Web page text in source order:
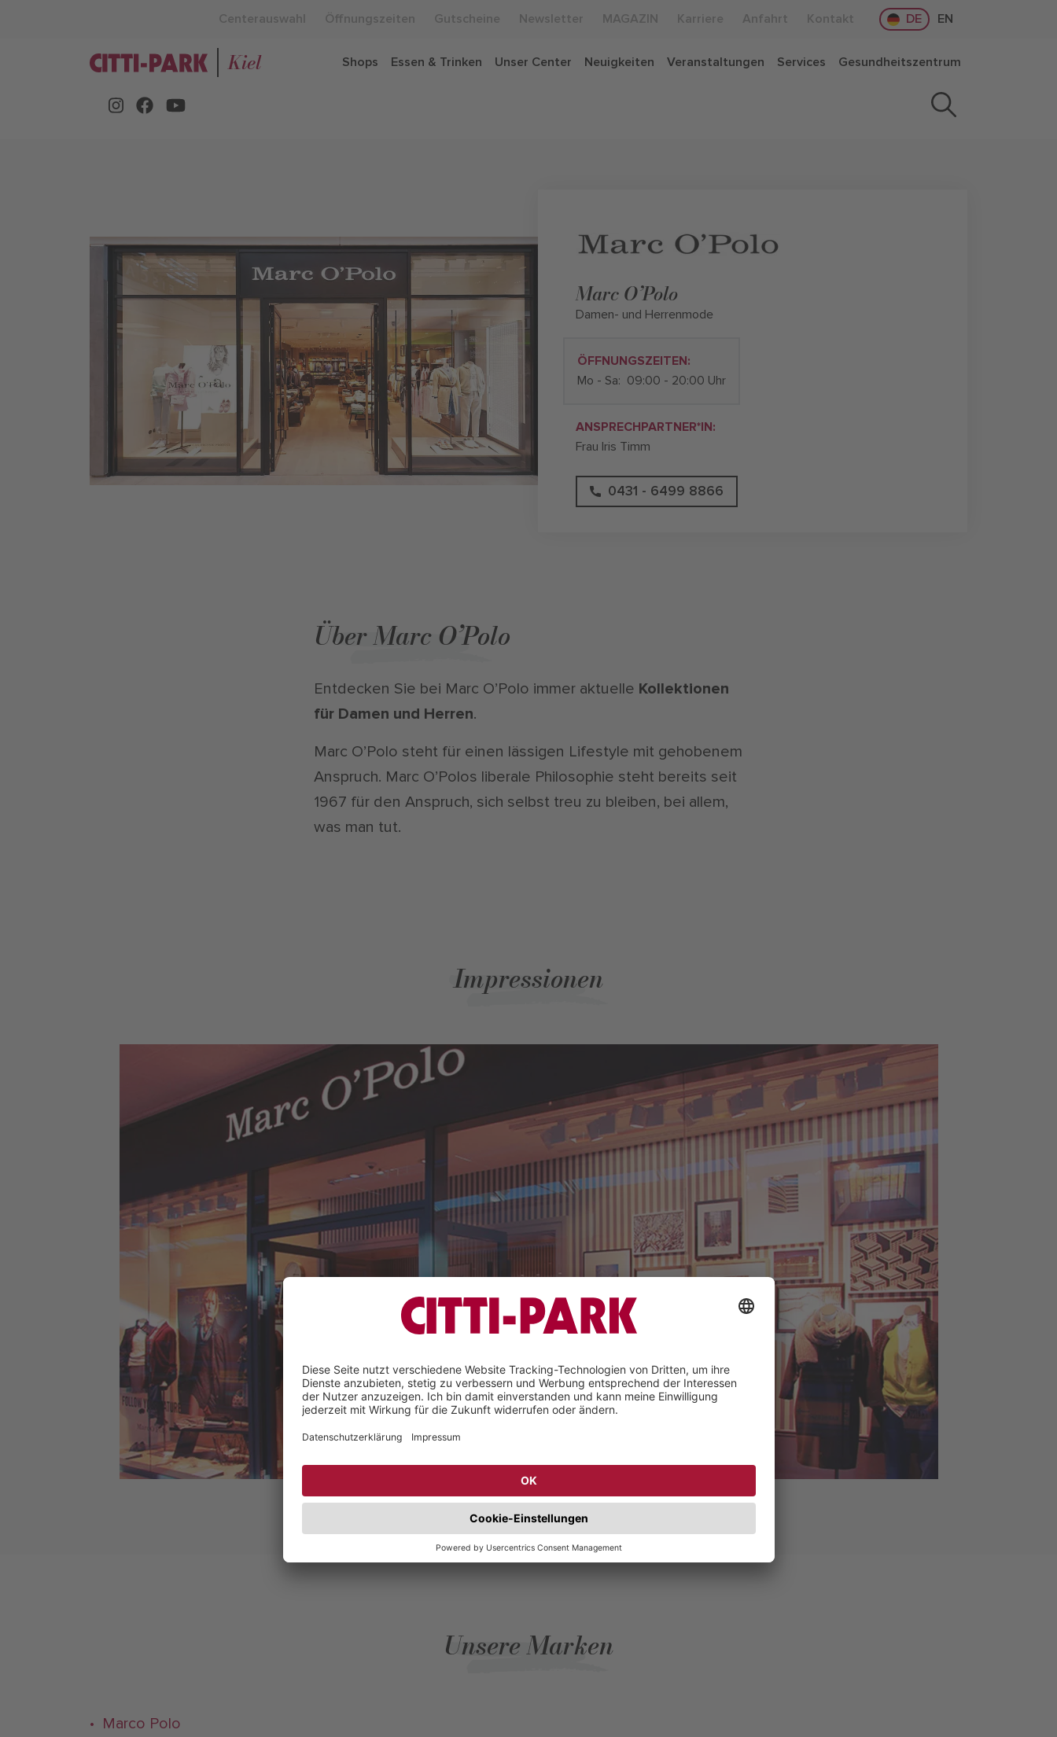
Centerauswahl Öffnungszeiten Gutscheine Newsletter MAGAZIN Karriere Anfahrt Kontakt DE EN
Kiel Shops Essen & Trinken Unser Center Neuigkeiten Veranstaltungen Services Gesundheitszentrum
Marc O’Polo
Damen- und Herrenmode
ÖFFNUNGSZEITEN:
Mo - Sa: 09:00 - 20:00 Uhr
ANSPRECHPARTNER*IN:
Frau Iris Timm
0431 - 6499 8866
Über Marc O’Polo
Entdecken Sie bei Marc O’Polo immer aktuelle Kollektionen
für Damen und Herren.
Marc O’Polo steht für einen lässigen Lifestyle mit gehobenem
Anspruch. Marc O’Polos liberale Philosophie steht bereits seit
1967 für den Anspruch, sich selbst treu zu bleiben, bei allem,
was man tut.
Impressionen
Unsere Marken
• Marco Polo